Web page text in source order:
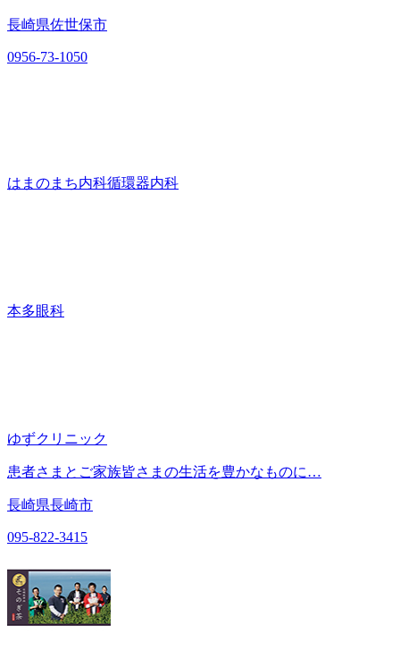
長崎県佐世保市
0956-73-1050
はまのまち内科循環器内科
本多眼科
ゆずクリニック
患者さまとご家族皆さまの生活を豊かなものに…
長崎県長崎市
095-822-3415